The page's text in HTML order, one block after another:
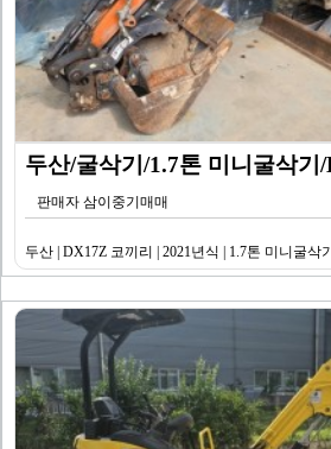
판매자 삼이중기매매
두산 | DX17Z 코끼리 | 2021년식 | 1.7톤 미니굴삭기